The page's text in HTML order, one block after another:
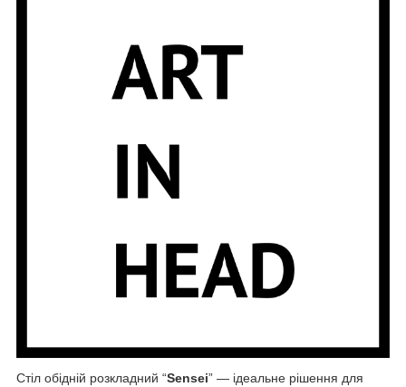
Стіл обідній розкладний “Sensei” — ідеальне рішення для